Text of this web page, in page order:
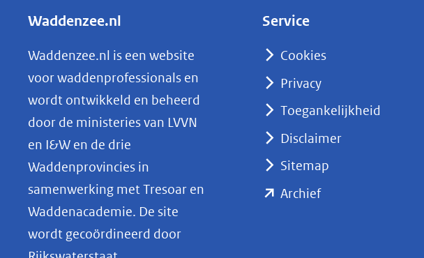
e
n
o
p
L
k
e
d
I
Waddenzee.nl
Waddenzee.nl is een website
voor waddenprofessionals en
wordt ontwikkeld en beheerd
door de ministeries van LVVN
en I&W en de drie
Waddenprovincies in
samenwerking met Tresoar en
Waddenacademie. De site
wordt gecoördineerd door
Service
Cookies
Privacy
Toegankelijkheid
Disclaimer
Sitemap
Archief(opent